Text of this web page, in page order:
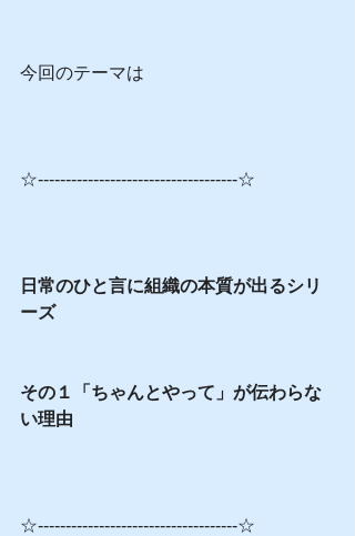
今回のテーマは
☆------------------------------------☆
日常のひと言に組織の本質が出るシリ
ーズ
その１「ちゃんとやって」が伝わらな
い理由
☆------------------------------------☆